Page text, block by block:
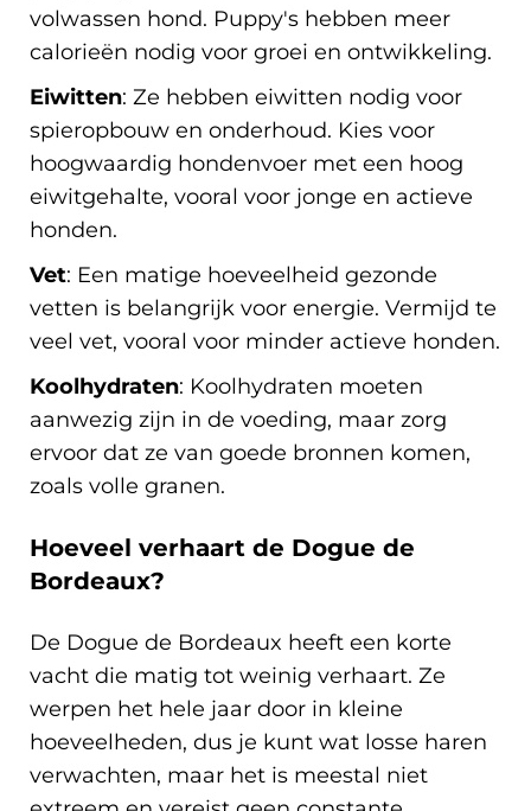
volwassen hond. Puppy's hebben meer
calorieën nodig voor groei en ontwikkeling.
Eiwitten: Ze hebben eiwitten nodig voor
spieropbouw en onderhoud. Kies voor
hoogwaardig hondenvoer met een hoog
eiwitgehalte, vooral voor jonge en actieve
honden.
Vet: Een matige hoeveelheid gezonde
vetten is belangrijk voor energie. Vermijd te
veel vet, vooral voor minder actieve honden.
Koolhydraten: Koolhydraten moeten
aanwezig zijn in de voeding, maar zorg
ervoor dat ze van goede bronnen komen,
zoals volle granen.
Hoeveel verhaart de Dogue de
Bordeaux?
De Dogue de Bordeaux heeft een korte
vacht die matig tot weinig verhaart. Ze
werpen het hele jaar door in kleine
hoeveelheden, dus je kunt wat losse haren
verwachten, maar het is meestal niet